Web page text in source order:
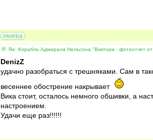
Re: Корабль Адмирала Нельсона "Виктори - фотоотчет от
DenizZ
удачно разобраться с трешняками. Сам в
весеннее обострение накрывает
Вика стоит, осталось немного обшивки, а
настроением.
Удачи еще раз!!!!!!